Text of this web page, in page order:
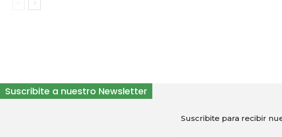
Suscribite a nuestro Newsletter
Suscribite para recibir